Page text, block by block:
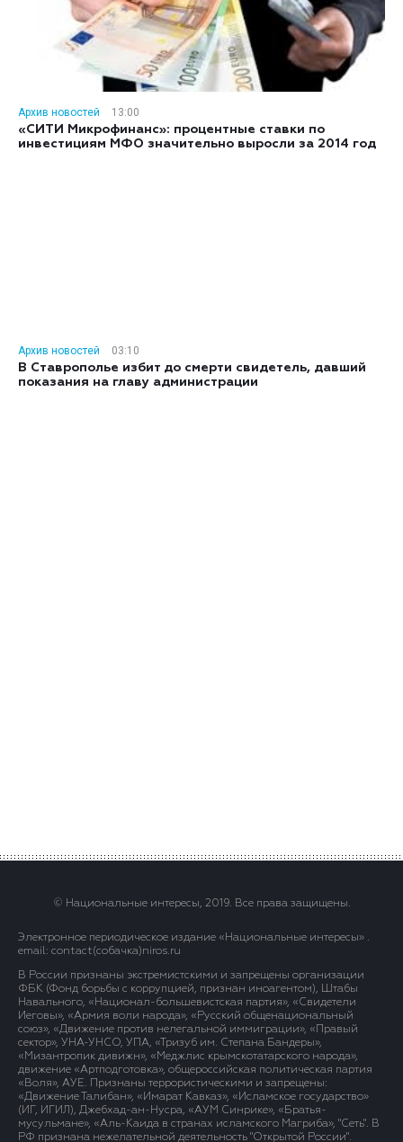
Архив новостей
13:00
«СИТИ Микрофинанс»: процентные ставки по
инвестициям МФО значительно выросли за 2014 год
Архив новостей
03:10
В Ставрополье избит до смерти свидетель, давший
показания на главу администрации
© Национальные интересы, 2019. Все права защищены.
Электронное периодическое издание «Национальные интересы» .
email: contact(сoбaчка)niros.ru
В России признаны экстремистскими и запрещены организации
ФБК (Фонд борьбы с коррупцией, признан иноагентом), Штабы
Навального, «Национал-большевистская партия», «Свидетели
Иеговы», «Армия воли народа», «Русский общенациональный
союз», «Движение против нелегальной иммиграции», «Правый
сектор», УНА-УНСО, УПА, «Тризуб им. Степана Бандеры»,
«Мизантропик дивижн», «Меджлис крымскотатарского народа»,
движение «Артподготовка», общероссийская политическая партия
«Воля», АУЕ. Признаны террористическими и запрещены:
«Движение Талибан», «Имарат Кавказ», «Исламское государство»
(ИГ, ИГИЛ), Джебхад-ан-Нусра, «АУМ Синрике», «Братья-
мусульмане», «Аль-Каида в странах исламского Магриба», "Сеть". В
РФ признана нежелательной деятельность "Открытой России".